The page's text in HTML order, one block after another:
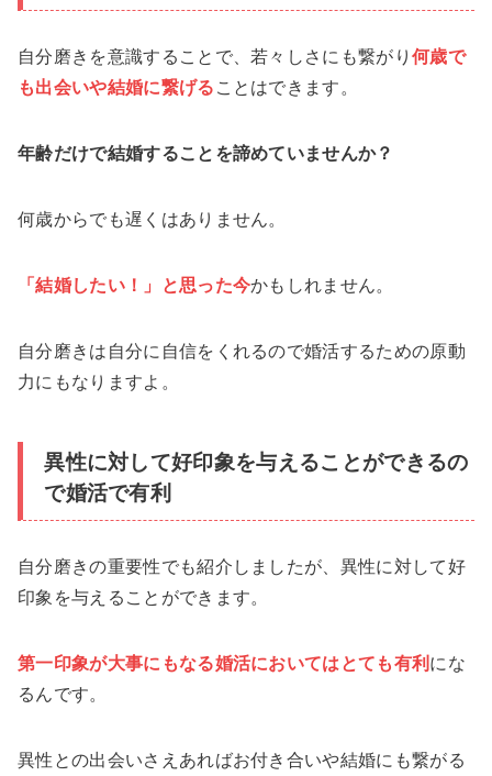
自分磨きを意識することで、若々しさにも繋がり何歳で
も出会いや結婚に繋げる ことはできます。
年齢だけで結婚することを諦めていませんか？
何歳からでも遅くはありません。
「結婚したい！」と思った今かもしれません。
自分磨きは自分に自信をくれるので婚活するための原動
力にもなりますよ。
異性に対して好印象を与えることができるの
で婚活で有利
自分磨きの重要性でも紹介しましたが、異性に対して好
印象を与えることができます。
第一印象が大事にもなる婚活においてはとても有利 にな
るんです。
異性との出会いさえあればお付き合いや結婚にも繋がる